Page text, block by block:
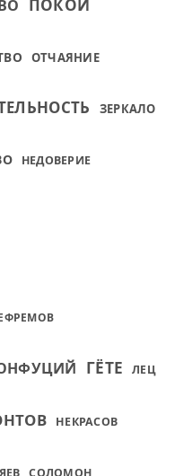
ПОКОЙ
ОТЧАЯНИЕ
ЗЕРКАЛО
НЕДОВЕРИЕ
ГЁТЕ ЛЕЦ
НЕКРАСОВ
СОЛОМОН